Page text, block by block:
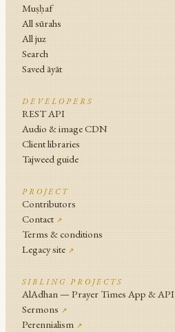
Muṣḥaf
All sūrahs
All juz
Search
Saved āyāt
DEVELOPERS
REST API
Audio & image CDN
Client libraries
Tajweed guide
PROJECT
Contributors
Contact ↗
Terms & conditions
Legacy site ↗
SIBLING PROJECTS
AlAdhan — Prayer Times App & API
Sermons ↗
Perennialism ↗